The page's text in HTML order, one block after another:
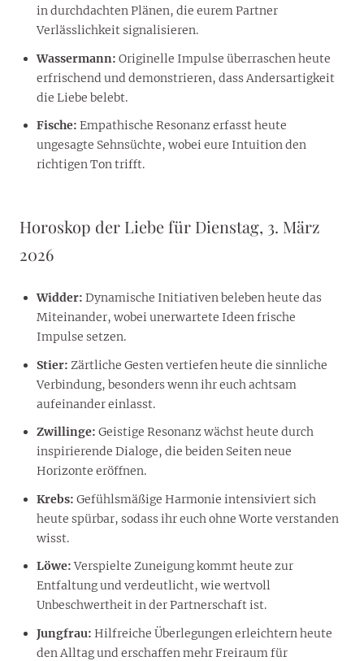
in durchdachten Plänen, die eurem Partner
Verlässlichkeit signalisieren.
Wassermann: Originelle Impulse überraschen heute
erfrischend und demonstrieren, dass Andersartigkeit
die Liebe belebt.
Fische: Empathische Resonanz erfasst heute
ungesagte Sehnsüchte, wobei eure Intuition den
richtigen Ton trifft.
Horoskop der Liebe für Dienstag, 3. März
2026
Widder: Dynamische Initiativen beleben heute das
Miteinander, wobei unerwartete Ideen frische
Impulse setzen.
Stier: Zärtliche Gesten vertiefen heute die sinnliche
Verbindung, besonders wenn ihr euch achtsam
aufeinander einlasst.
Zwillinge: Geistige Resonanz wächst heute durch
inspirierende Dialoge, die beiden Seiten neue
Horizonte eröffnen.
Krebs: Gefühlsmäßige Harmonie intensiviert sich
heute spürbar, sodass ihr euch ohne Worte verstanden
wisst.
Löwe:Verspielte Zuneigung kommt heute zur
Entfaltung und verdeutlicht, wie wertvoll
Unbeschwertheit in der Partnerschaft ist.
Jungfrau: Hilfreiche Überlegungen erleichtern heute
den Alltag und erschaffen mehr Freiraum für